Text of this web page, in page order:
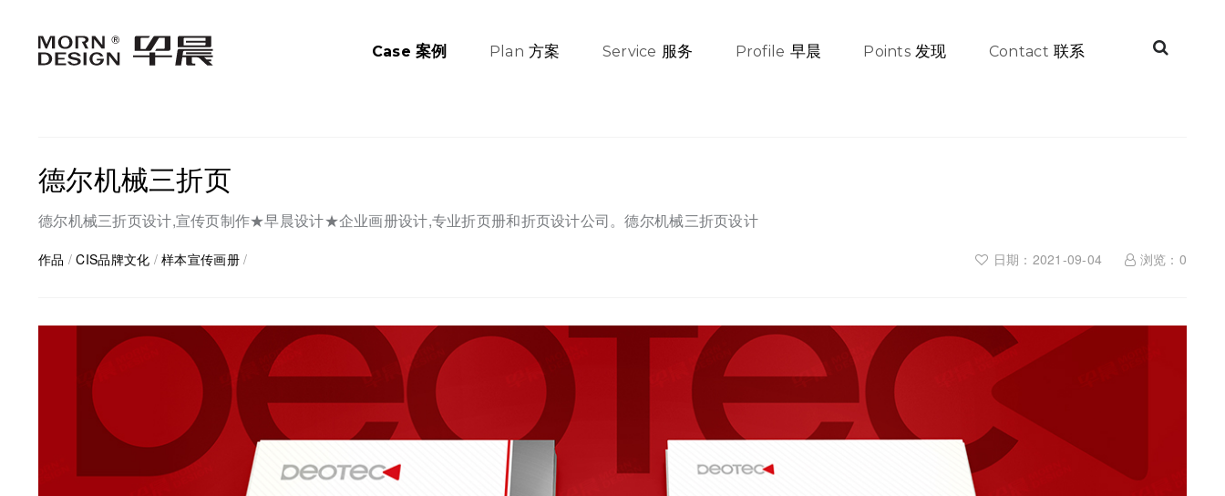
Case 案例 Plan 方案 Service 服务 Profile 早晨 Points 发现 Contact 联系
德尔机械三折页
德尔机械三折页设计,宣传页制作★早晨设计★企业画册设计,专业折页册和折页设计公司。德尔机械三折页设计
作品 /CIS品牌文化 /样本宣传画册/ 日期：2021-09-04 浏览： 0